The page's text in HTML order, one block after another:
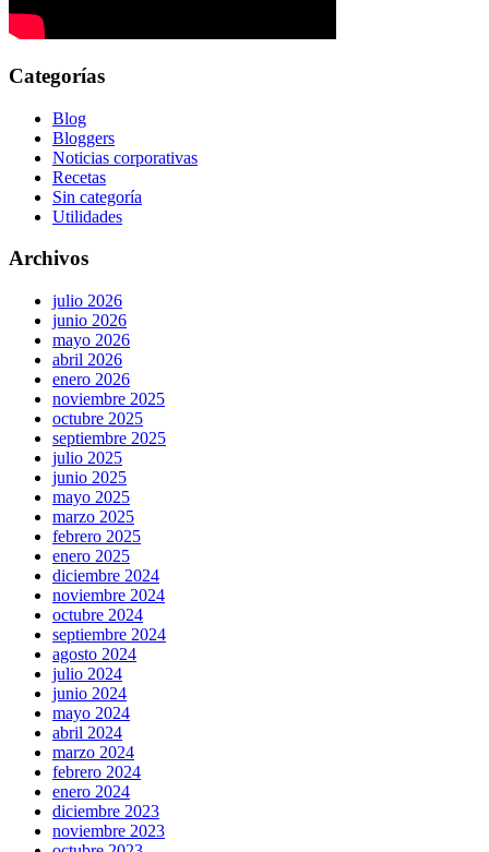
Categorías
Blog
Bloggers
Noticias corporativas
Recetas
Sin categoría
Utilidades
Archivos
julio 2026
junio 2026
mayo 2026
abril 2026
enero 2026
noviembre 2025
octubre 2025
septiembre 2025
julio 2025
junio 2025
mayo 2025
marzo 2025
febrero 2025
enero 2025
diciembre 2024
noviembre 2024
octubre 2024
septiembre 2024
agosto 2024
julio 2024
junio 2024
mayo 2024
abril 2024
marzo 2024
febrero 2024
enero 2024
diciembre 2023
noviembre 2023